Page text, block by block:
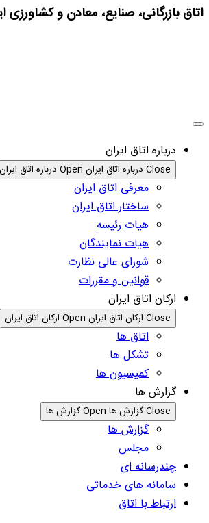
اتاق بازرگانی، صنایع، معادن و کشاورزی
درباره اتاق ایران
Close درباره اتاق ایران Open درباره اتاق ایران
معرفی اتاق ایران
ساختار اتاق ایران
هیات رئیسه
هیات نمایندگان
شورای عالی نظارت
قوانین و مقررات
ارکان اتاق ایران
Close ارکان اتاق ایران Open ارکان اتاق ایران
اتاق ها
تشکل ها
کمیسیون ها
گزارش ها
Close گزارش ها Open گزارش ها
گزارش ها
مجلس
چندرسانه ای
سامانه های خدماتی
ارتباط با اتاق